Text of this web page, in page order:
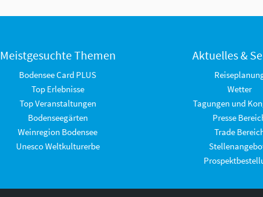
Meistgesuchte Themen
Bodensee Card PLUS
Top Erlebnisse
Top Veranstaltungen
Bodenseegärten
Weinregion Bodensee
Unesco Weltkulturerbe
Aktuelles &
Wetter
Tagungen und
Presse
Trade